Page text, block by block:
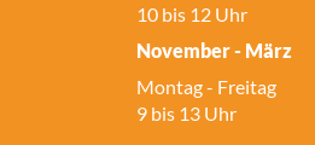
10 bis 12 Uhr
November - März
Montag - Freitag
9 bis 13 Uhr